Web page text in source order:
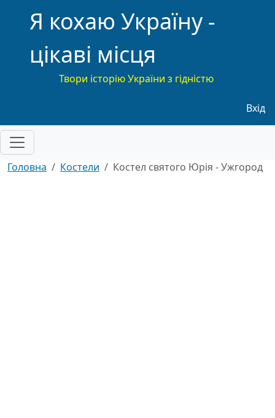
Я кохаю Україну -
цікаві місця
Твори історію України з гідністю
Вхід
Головна Костели Костел святого Юрія - Ужгород